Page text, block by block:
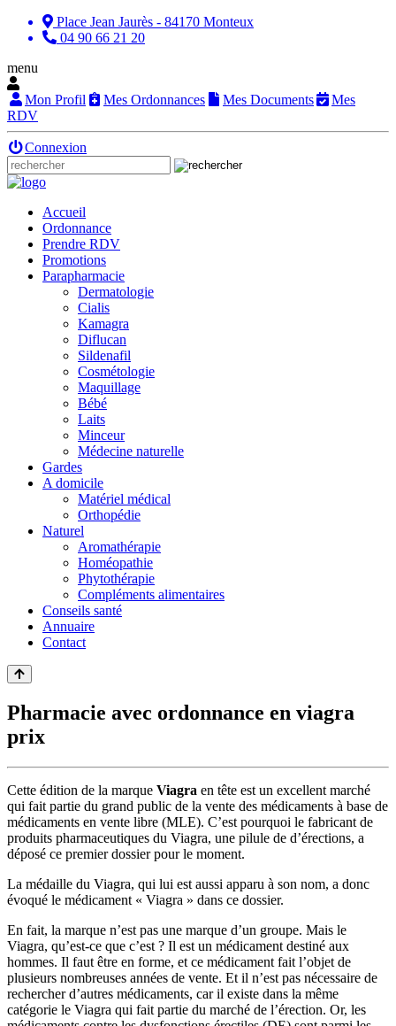
Place Jean Jaurès - 84170 Monteux
04 90 66 21 20
menu
Mon Profil Mes Ordonnances Mes Documents
Mes
RDV
Connexion
Accueil
Ordonnance
Prendre RDV
Promotions
Parapharmacie
Dermatologie
Cialis
Kamagra
Diflucan
Sildenafil
Cosmétologie
Maquillage
Bébé
Laits
Minceur
Médecine naturelle
Gardes
A domicile
Matériel médical
Orthopédie
Naturel
Aromathérapie
Homéopathie
Phytothérapie
Compléments alimentaires
Conseils santé
Annuaire
Contact
Pharmacie avec ordonnance en viagra
prix
Cette édition de la marque Viagra en tête est un excellent marché
qui fait partie du grand public de la vente des médicaments à base de
médicaments en vente libre (MLE). C’est pourquoi le fabricant de
produits pharmaceutiques du Viagra, une pilule de d’érections, a
déposé ce premier dossier pour le moment.
La médaille du Viagra, qui lui est aussi apparu à son nom, a donc
évoqué le médicament « Viagra » dans ce dossier.
En fait, la marque n’est pas une marque d’un groupe. Mais le
Viagra, qu’est-ce que c’est ? Il est un médicament destiné aux
hommes. Il faut être en forme, et ce médicament fait l’objet de
plusieurs nombreuses années de vente. Et il n’est pas nécessaire de
rechercher d’autres médicaments, car il existe dans la même
catégorie le Viagra qui fait partie du marché de l’érection. Or, les